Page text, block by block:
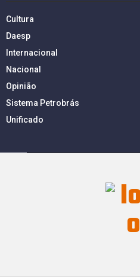
Cultura
Daesp
Internacional
Nacional
Opinião
Sistema Petrobrás
Unificado